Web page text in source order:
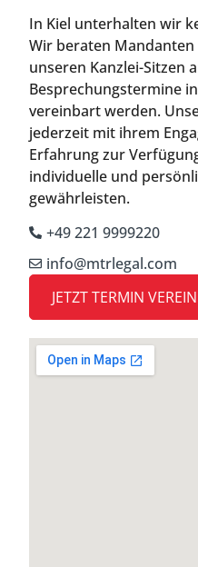
In Kiel unterhalten wir
Wir beraten
unseren Kanzlei-Sitzen
Besprechungstermine
vereinbart werden.
jederzeit mit ihrem
Erfahrung zur
individuelle und
gewährleisten.
+49 221 9999220
info@mtrlegal.com
JETZT TERMIN